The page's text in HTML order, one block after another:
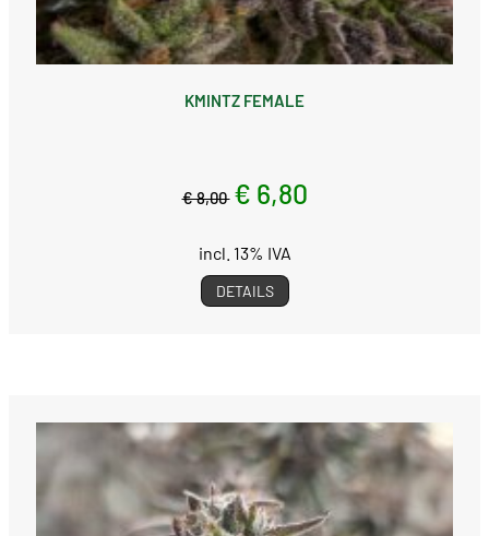
KMINTZ FEMALE
€ 8,00 € 6,80
incl. 13% IVA
DETAILS